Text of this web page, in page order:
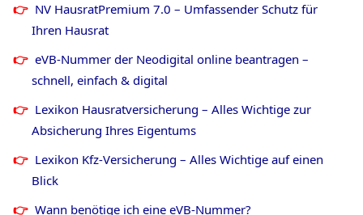
NV HausratPremium 7.0 – Umfassender Schutz für
Ihren Hausrat
eVB-Nummer der Neodigital online beantragen –
schnell, einfach & digital
Lexikon Hausratversicherung – Alles Wichtige zur
Absicherung Ihres Eigentums
Lexikon Kfz-Versicherung – Alles Wichtige auf einen
Blick
Wann benötige ich eine eVB-Nummer?